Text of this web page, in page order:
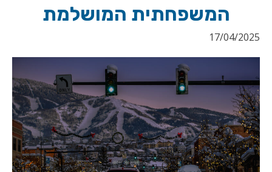
המשפחתית המושלמת
17/04/2025